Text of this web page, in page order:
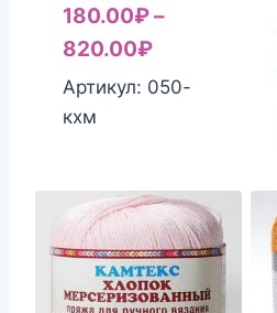
180.00₽–
820.00₽
Артикул: 050-
кхм